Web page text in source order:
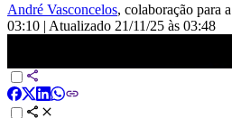
André Vasconcelos, colaboração para
03:10 | Atualizado 21/11/25 às 03:48